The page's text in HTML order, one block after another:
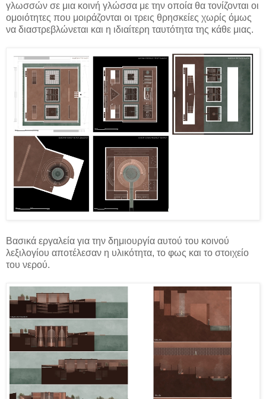
γλωσσών σε μια κοινή γλώσσα με την οποία θα τονίζονται οι
ομοιότητες που μοιράζονται οι τρεις θρησκείες χωρίς όμως
να διαστρεβλώνεται και η ιδιαίτερη ταυτότητα της κάθε μιας.
Βασικά εργαλεία για την δημιουργία αυτού του κοινού
λεξιλογίου αποτέλεσαν η υλικότητα, το φως και το στοιχείο
του νερού.